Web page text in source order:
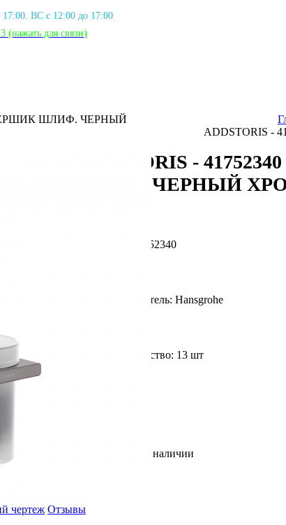
ВС с 12:00 до 17:00
(нажать для связи)
ЕРШИК ШЛИФ. ЧЕРНЫЙ
ADDSTORIS
ADDSTORIS -
ШЛИФ. ЧЕРНЫЙ
Артикул: HG_41752340
Фирма производитель: Hansgrohe
Доступное количество: 13 шт
В наличии
чертеж Отзывы